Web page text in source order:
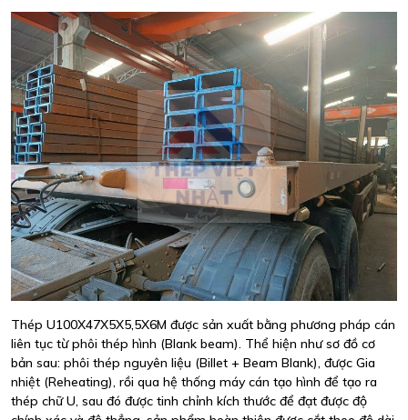
Thép U100X47X5X5,5X6M được sản xuất bằng phương pháp cán
liên tục từ phôi thép hình (Blank beam). Thể hiện như sơ đồ cơ
bản sau: phôi thép nguyên liệu (Billet + Beam Blank), được Gia
nhiệt (Reheating), rồi qua hệ thống máy cán tạo hình để tạo ra
thép chữ U, sau đó được tinh chỉnh kích thước để đạt được độ